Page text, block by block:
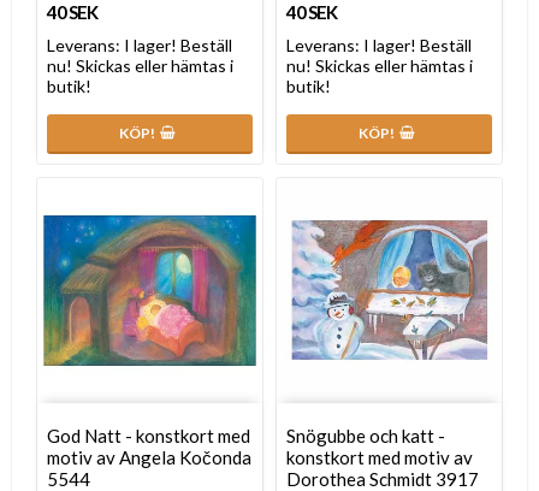
40 SEK
Leverans: I lager! Beställ
nu! Skickas eller hämtas i
butik!
KÖP!
40 SEK
Leverans: I lager! Beställ
nu! Skickas eller hämtas i
butik!
KÖP!
God Natt - konstkort med
motiv av Angela Kočonda
5544
Snögubbe och katt -
konstkort med motiv av
Dorothea Schmidt 3917